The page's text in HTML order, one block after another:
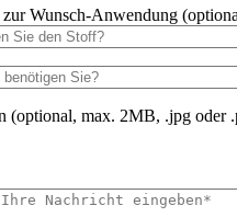
Wunsch-Anwendung
(optional, max. 2MB, .jpg oder